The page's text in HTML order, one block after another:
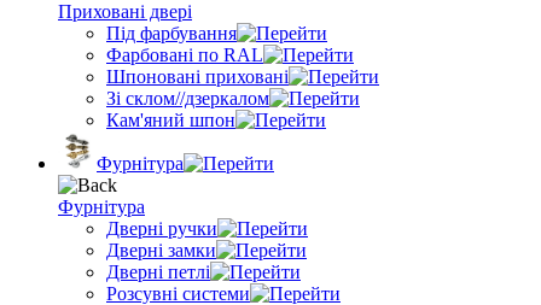
Приховані двері
Під фарбування
Фарбовані по RAL
Шпоновані приховані
Зі склом//дзеркалом
Кам'яний шпон
Фурнітура
Фурнітура
Дверні ручки
Дверні замки
Дверні петлі
Розсувні системи